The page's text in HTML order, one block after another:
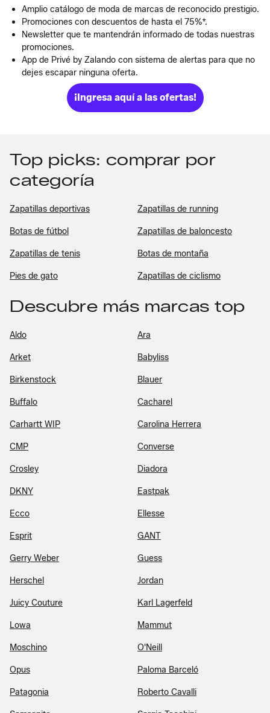
Amplio catálogo de moda de marcas de reconocido prestigio.
Promociones con descuentos de hasta el 75%*.
Newsletter que te mantendrán informado de todas nuestras
promociones.
App de Privé by Zalando con sistema de alertas para que no
dejes escapar ninguna oferta.
¡Ingresa aquí a las ofertas!
Top picks: comprar por
categoría
Zapatillas deportivas Zapatillas de running
Botas de fútbol Zapatillas de baloncesto
Zapatillas de tenis Botas de montaña
Pies de gato Zapatillas de ciclismo
Descubre más marcas top
Aldo Ara
Arket Babyliss
Birkenstock Blauer
Buffalo Cacharel
Carhartt WIP Carolina Herrera
CMP Converse
Crosley Diadora
DKNY Eastpak
Ecco Ellesse
Esprit GANT
Gerry Weber Guess
Herschel Jordan
Juicy Couture Karl Lagerfeld
Lowa Mammut
Moschino O'Neill
Opus Paloma Barceló
Patagonia Roberto Cavalli